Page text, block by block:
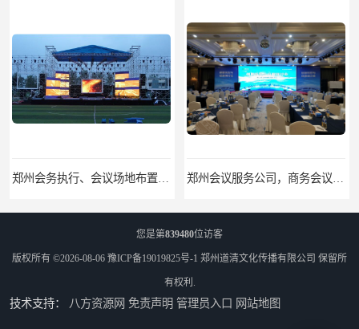
郑州会务执行、会议场地布置、活动物料搭建、现场执行 郑州会议服务公司，商务会议，培训会议、招商会议，执行、搭建、场地布置
您是第839480位访客
版权所有 ©2026-08-06 豫ICP备19019825号-1 郑州道清文化传播有限公司 保留所
有权利.
技术支持： 八方资源网 免责声明 管理员入口 网站地图